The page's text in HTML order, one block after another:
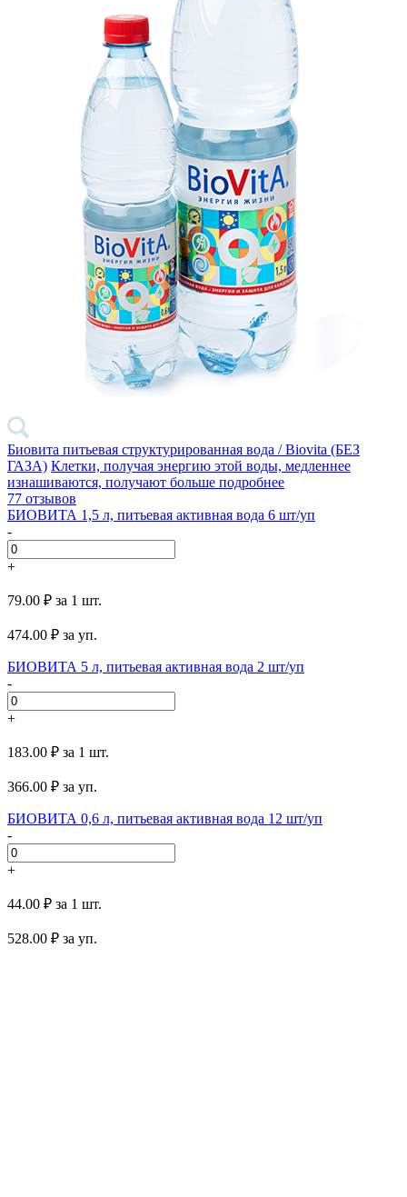
Биовита питьевая структурированная вода / Biovita (БЕЗ
ГАЗА) Клетки, получая энергию этой воды, медленнее
изнашиваются, получают больше подробнее
77 отзывов
БИОВИТА 1,5 л, питьевая активная вода 6 шт/уп
-
+
79.00 ₽ за 1 шт.
474.00 ₽ за уп.
БИОВИТА 5 л, питьевая активная вода 2 шт/уп
-
+
183.00 ₽ за 1 шт.
366.00 ₽ за уп.
БИОВИТА 0,6 л, питьевая активная вода 12 шт/уп
-
+
44.00 ₽ за 1 шт.
528.00 ₽ за уп.